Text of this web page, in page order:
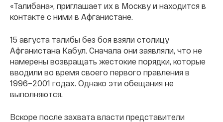
«Талибана», приглашает их в Москву и находится в
контакте с ними в Афганистане.
15 августа талибы без боя взяли столицу
Афганистана Кабул. Сначала они заявляли, что не
намерены возвращать жестокие порядки, которые
вводили во время своего первого правления в
1996–2001 годах. Однако эти обещания не
выполняются.
Вскоре после захвата власти представители